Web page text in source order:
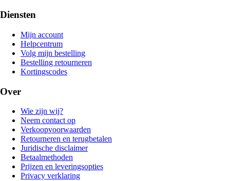
Diensten
Mijn account
Helpcentrum
Volg mijn bestelling
Bestelling retourneren
Kortingscodes
Over
Wie zijn wij?
Neem contact op
Verkoopvoorwaarden
Retourneren en terugbetalen
Juridische disclaimer
Betaalmethoden
Prijzen en leveringsopties
Privacy verklaring